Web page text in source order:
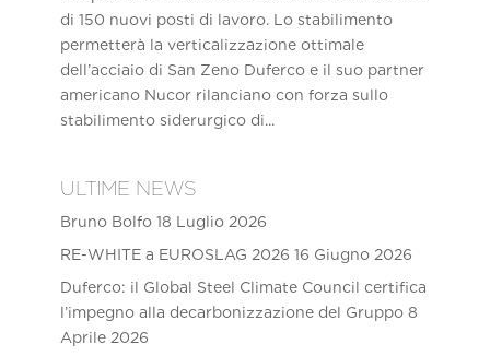
di 150 nuovi posti di lavoro. Lo stabilimento
permetterà la verticalizzazione ottimale
dell’acciaio di San Zeno Duferco e il suo partner
americano Nucor rilanciano con forza sullo
stabilimento siderurgico di...
ULTIME NEWS
Bruno Bolfo 18 Luglio 2026
RE-WHITE a EUROSLAG 2026 16 Giugno 2026
Duferco: il Global Steel Climate Council certifica
l’impegno alla decarbonizzazione del Gruppo 8
Aprile 2026